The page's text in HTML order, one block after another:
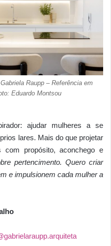
Raupp – Referência em
Eduardo Montsou
ajudar mulheres a se
lares. Mais do que projetar
propósito, aconchego e
pertencimento. Quero criar
e impulsionem cada mulher a